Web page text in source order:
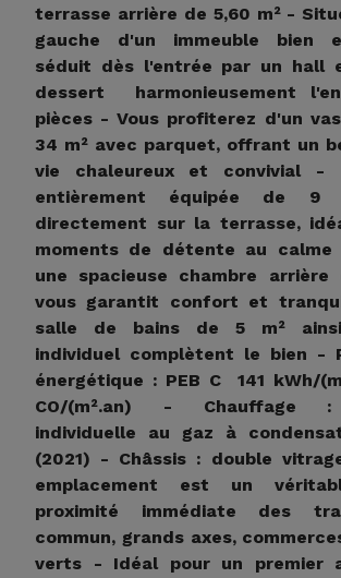
terrasse arrière de 5,60 m² -
gauche d'un immeuble bien
séduit dès l'entrée par un hall
dessert harmonieusement
pièces - Vous profiterez d'un
34 m² avec parquet, offrant un
vie chaleureux et convivial
entièrement équipée de 9
directement sur la terrasse,
moments de détente au
une spacieuse chambre arrière
vous garantit confort et
salle de bains de 5 m²
individuel complètent le bien -
énergétique : PEB C 141 kWh/
CO/(m².an) - Chauffage :
individuelle au gaz à
(2021) - Châssis : double
emplacement est un
proximité immédiate des
commun, grands axes,
verts - Idéal pour un premier